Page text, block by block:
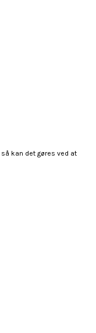
så kan det gøres ved at